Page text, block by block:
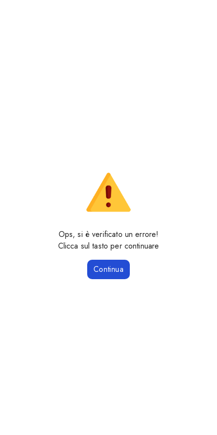
Ops, si è verificato un errore!
Clicca sul tasto per continuare
Continua